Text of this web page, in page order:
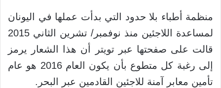
منظمة أطباء بلا حدود التي بدأت عملها في اليونان
لمساعدة اللاجئين منذ نوفمبر/ تشرين الثاني 2015
قالت على صفحتها عبر تويتر أن هذا الشعار يرمز
إلى رغبة كل متطوع بأن يكون العام 2016 هو عام
تأمين معابر آمنة للاجئين القادمين عبر البحر.